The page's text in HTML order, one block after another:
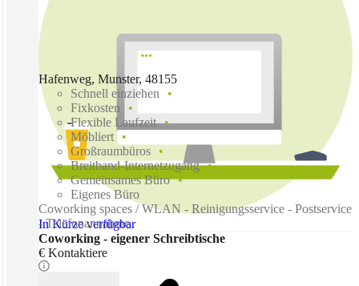
In Kürze verfügbar
Hafenweg, Munster, 48155
Schnell einziehen
Fixkosten
Flexible Laufzeit
Möbliert
Großraumbüros
Breitband-Internetzugang
Gemeinsames Büro
Eigenes Büro
Coworking spaces / WLAN - Reinigungsservice - Postservice
- Telefonannahme
Coworking - eigener Schreibtische
€ Kontaktiere